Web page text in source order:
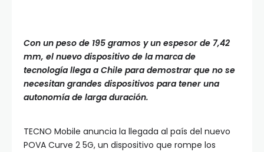
Con un peso de 195 gramos y un espesor de 7,42
mm, el nuevo dispositivo de la marca de
tecnología llega a Chile para demostrar que no se
necesitan grandes dispositivos para tener una
autonomía de larga duración.
TECNO Mobile anuncia la llegada al país del nuevo
POVA Curve 2 5G, un dispositivo que rompe los